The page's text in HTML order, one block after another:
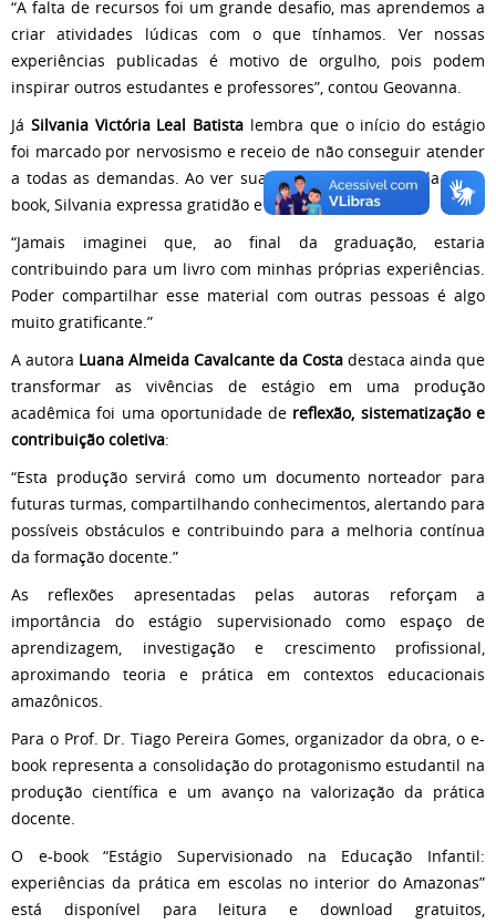
“A falta de recursos foi um grande desafio, mas aprendemos a
criar atividades lúdicas com o que tínhamos. Ver nossas
experiências publicadas é motivo de orgulho, pois podem
inspirar outros estudantes e professores”, contou Geovanna.
Já Silvania Victória Leal Batista lembra que o início do estágio
foi marcado por nervosismo e receio de não conseguir atender
a todas as demandas. Ao ver sua experiência publicada no e-
book, Silvania expressa gratidão e alegria:
“Jamais imaginei que, ao final da graduação, estaria
contribuindo para um livro com minhas próprias experiências.
Poder compartilhar esse material com outras pessoas é algo
muito gratificante.”
A autora Luana Almeida Cavalcante da Costa destaca ainda que
transformar as vivências de estágio em uma produção
acadêmica foi uma oportunidade de reflexão, sistematização e
contribuição coletiva:
“Esta produção servirá como um documento norteador para
futuras turmas, compartilhando conhecimentos, alertando para
possíveis obstáculos e contribuindo para a melhoria contínua
da formação docente.”
As reflexões apresentadas pelas autoras reforçam a
importância do estágio supervisionado como espaço de
aprendizagem, investigação e crescimento profissional,
aproximando teoria e prática em contextos educacionais
amazônicos.
Para o Prof. Dr. Tiago Pereira Gomes, organizador da obra, o e-
book representa a consolidação do protagonismo estudantil na
produção científica e um avanço na valorização da prática
docente.
O e-book “Estágio Supervisionado na Educação Infantil:
experiências da prática em escolas no interior do Amazonas”
está disponível para leitura e download gratuitos,